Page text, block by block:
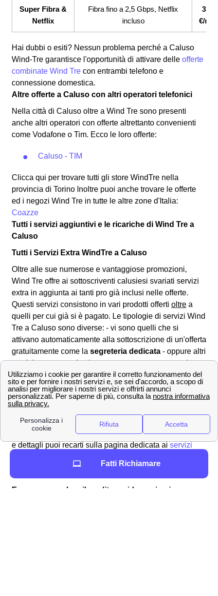
Super Fibra &
Netflix
Fibra fino a 2,5 Gbps, Netflix
incluso
€/
Hai dubbi o esiti? Nessun problema perché a Caluso
Wind-Tre garantisce l'opportunità di attivare delle offerte
combinate Wind Tre con entrambi telefono e
connessione domestica.
Altre offerte a Caluso con altri operatori telefonici
Nella città di Caluso oltre a Wind Tre sono presenti
anche altri operatori con offerte altrettanto convenienti
come Vodafone o Tim. Ecco le loro offerte:
Caluso - TIM
Clicca qui per trovare tutti gli store WindTre nella
provincia di Torino Inoltre puoi anche trovare le offerte
ed i negozi Wind Tre in tutte le altre zone d'Italia:
Coazze
Tutti i servizi aggiuntivi e le ricariche di Wind Tre a
Caluso
Tutti i Servizi Extra WindTre a Caluso
Oltre alle sue numerose e vantaggiose promozioni,
Wind Tre offre ai sottoscriventi calusiesi svariati servizi
extra in aggiunta ai tanti pro già inclusi nelle offerte.
Questi servizi consistono in vari prodotti offerti oltre a
quelli per cui già si è pagato. Le tipologie di servizi Wind
Tre a Caluso sono diverse: - vi sono quelli che si
attivano automaticamente alla sottoscrizione di un'offerta
gratuitamente come la segreteria dedicata - oppure altri
servizi vengono attivati a pagamento una tantum o in
abbonamento come ad esempio per vedere lo sport a
Caluso con Wind. L'attivazione e disattivazione dei
servizi Wind Tre sottoscritti viene normalmente gestita
attraverso il servizio clienti chiamando il
servizi in sovrapprezzo sono già stati bloccati
inizialmente per evitare abusi. Per maggiori informazioni
e dettagli puoi recarti sulla pagina dedicata ai servizi
servizi aggiuntivi extra a Caluso.
Ecco come vedere il credito residuo e ricaricare con
Fatti Richiamare